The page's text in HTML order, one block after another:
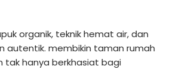
organik, teknik hemat air, dan
autentik. membikin taman rumah
tak hanya berkhasiat bagi